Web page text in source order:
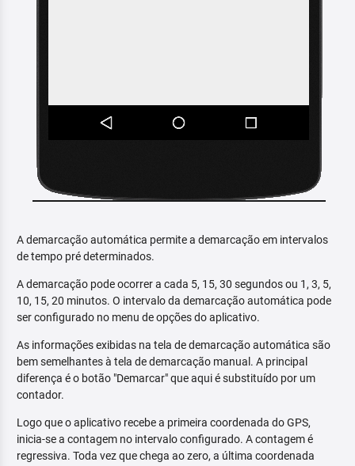
A demarcação automática permite a demarcação em intervalos
de tempo pré determinados.
A demarcação pode ocorrer a cada 5, 15, 30 segundos ou 1, 3, 5,
10, 15, 20 minutos. O intervalo da demarcação automática pode
ser configurado no menu de opções do aplicativo.
As informações exibidas na tela de demarcação automática são
bem semelhantes à tela de demarcação manual. A principal
diferença é o botão "Demarcar" que aqui é substituído por um
contador.
Logo que o aplicativo recebe a primeira coordenada do GPS,
inicia-se a contagem no intervalo configurado. A contagem é
regressiva. Toda vez que chega ao zero, a última coordenada